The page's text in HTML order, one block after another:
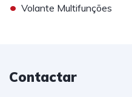
• Volante Multifunções
Contactar